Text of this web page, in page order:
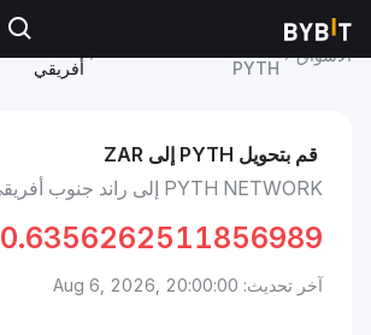
الأسواق
PYTH
أفريقي
قم بتحويل PYTH إلى ZAR
PYTH NETWORK إلى راند جنوب أفريقي
0.6356262511856989
آخر تحديث: Aug 6, 2026, 20:00:00